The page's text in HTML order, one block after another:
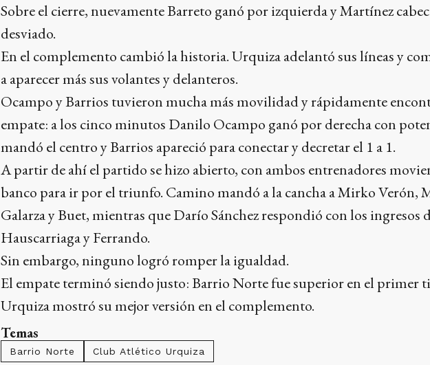
Sobre el cierre, nuevamente Barreto ganó por izquierda y Martínez
desviado.
En el complemento cambió la historia. Urquiza adelantó sus líneas y
a aparecer más sus volantes y delanteros.
Ocampo y Barrios tuvieron mucha más movilidad y rápidamente
empate: a los cinco minutos Danilo Ocampo ganó por derecha con
mandó el centro y Barrios apareció para conectar y decretar el 1 a 1.
A partir de ahí el partido se hizo abierto, con ambos entrenadores
banco para ir por el triunfo. Camino mandó a la cancha a Mirko Verón,
Galarza y Buet, mientras que Darío Sánchez respondió con los ingresos
Hauscarriaga y Ferrando.
Sin embargo, ninguno logró romper la igualdad.
El empate terminó siendo justo: Barrio Norte fue superior en el primer
Urquiza mostró su mejor versión en el complemento.
Temas
Barrio Norte Club Atlético Urquiza